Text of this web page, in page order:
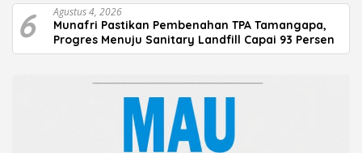
6 Agustus 4, 2026
Munafri Pastikan Pembenahan TPA Tamangapa,
Progres Menuju Sanitary Landfill Capai 93 Persen